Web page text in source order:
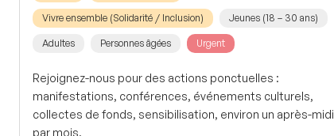
Vivre ensemble (Solidarité / Inclusion) Jeunes (18 – 30 ans)
Adultes Personnes âgées Urgent
Rejoignez-nous pour des actions ponctuelles :
manifestations, conférences, événements culturels,
collectes de fonds, sensibilisation, environ un après-midi
par mois.